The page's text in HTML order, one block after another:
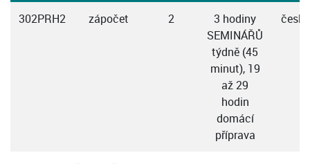
302PRH2 zápočet 2
3 hodiny
SEMINÁŘŮ
týdně (45
minut), 19
až 29
hodin
domácí
příprava
česky